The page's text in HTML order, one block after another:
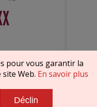
pour vous garantir la
Web. En savoir plus
Déclin